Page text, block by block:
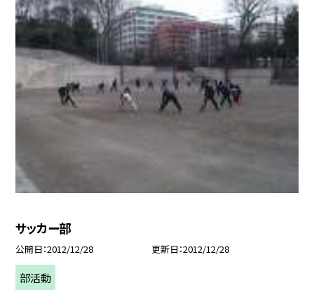
サッカー部
公開日 2012/12/28 更新日 2012/12/28
部活動